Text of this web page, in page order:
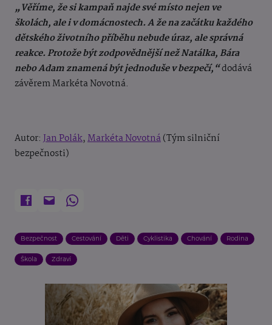
„Věříme, že si kampaň najde své místo nejen ve
školách, ale i v domácnostech. A že na začátku každého
dětského životního příběhu nebude úraz, ale správná
reakce. Protože být zodpovědnější než Natálka, Bára
nebo Adam znamená být jednoduše v bezpečí,“dodává
závěrem Markéta Novotná.
Autor: Jan Polák,Markéta Novotná(Tým silniční
bezpečnosti)
Bezpečnost Cestování Děti Cyklistika Chování Rodina
Škola Zdraví